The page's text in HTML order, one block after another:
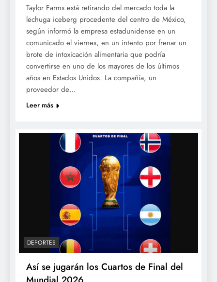
Taylor Farms está retirando del mercado toda ⁠la
lechuga iceberg procedente ⁠del centro de México,
según informó la empresa estadunidense en un
comunicado el viernes, en un intento por frenar un
brote de intoxicación alimentaria que podría
convertirse en uno de los mayores de los últimos
años en Estados Unidos. La compañía, un
proveedor de…
Leer más
DEPORTES
Así se jugarán los Cuartos de Final del